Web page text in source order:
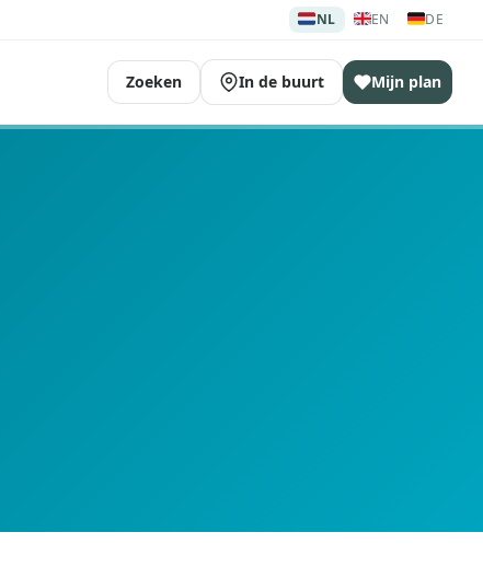
🇳🇱NL 🇬🇧EN 🇩🇪DE
Zoeken In de buurt Mijn plan